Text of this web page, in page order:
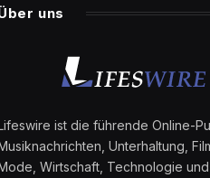
uns
ist die führende Online-
Unterhaltung,
Wirtschaft, Technologie